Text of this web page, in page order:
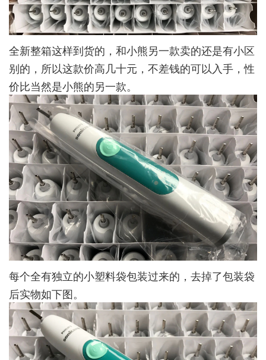
全新整箱这样到货的，和小熊另一款卖的还是有小区
别的，所以这款价高几十元，不差钱的可以入手，性
价比当然是小熊的另一款。
每个全有独立的小塑料袋包装过来的，去掉了包装袋
后实物如下图。